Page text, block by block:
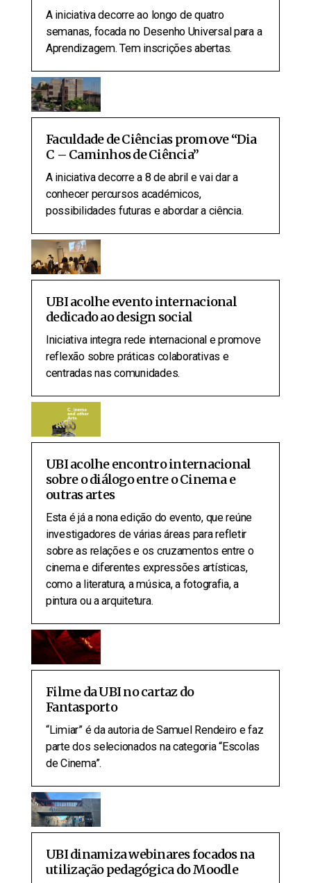
A iniciativa decorre ao longo de quatro
semanas, focada no Desenho Universal para a
Aprendizagem. Tem inscrições abertas.
Faculdade de Ciências promove “Dia
C – Caminhos de Ciência”
A iniciativa decorre a 8 de abril e vai dar a
conhecer percursos académicos,
possibilidades futuras e abordar a ciência.
UBI acolhe evento internacional
dedicado ao design social
Iniciativa integra rede internacional e promove
reflexão sobre práticas colaborativas e
centradas nas comunidades.
UBI acolhe encontro internacional
sobre o diálogo entre o Cinema e
outras artes
Esta é já a nona edição do evento, que reúne
investigadores de várias áreas para refletir
sobre as relações e os cruzamentos entre o
cinema e diferentes expressões artísticas,
como a literatura, a música, a fotografia, a
pintura ou a arquitetura.
Filme da UBI no cartaz do
Fantasporto
“Limiar” é da autoria de Samuel Rendeiro e faz
parte dos selecionados na categoria “Escolas
de Cinema”.
UBI dinamiza webinares focados na
utilização pedagógica do Moodle